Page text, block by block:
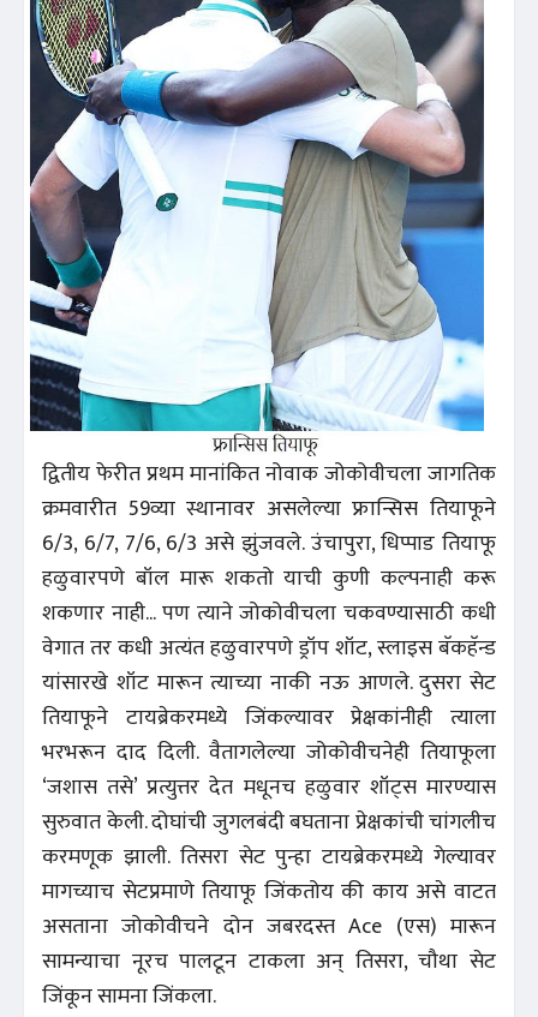
द्वितीय फेरीत प्रथम मानांकित नोवाक जोकोवीचला जागतिक
क्रमवारीत 59व्या स्थानावर असलेल्या फ्रान्सिस तियाफूने
6/3, 6/7, 7/6, 6/3 असे झुंजवले. उंचापुरा, धिप्पाड तियाफू
हळुवारपणे बॉल मारू शकतो याची कुणी कल्पनाही करू
शकणार नाही... पण त्याने जोकोवीचला चकवण्यासाठी कधी
वेगात तर कधी अत्यंत हळुवारपणे ड्रॉप शॉट, स्लाइस बॅकहॅन्ड
यांसारखे शॉट मारून त्याच्या नाकी नऊ आणले. दुसरा सेट
तियाफूने टायब्रेकरमध्ये जिंकल्यावर प्रेक्षकांनीही त्याला
भरभरून दाद दिली. वैतागलेल्या जोकोवीचनेही तियाफूला
‘जशास तसे’ प्रत्युत्तर देत मधूनच हळुवार शॉट्स मारण्यास
सुरुवात केली. दोघांची जुगलबंदी बघताना प्रेक्षकांची चांगलीच
करमणूक झाली. तिसरा सेट पुन्हा टायब्रेकरमध्ये गेल्यावर
मागच्याच सेटप्रमाणे तियाफू जिंकतोय की काय असे वाटत
असताना जोकोवीचने दोन जबरदस्त Ace (एस) मारून
सामन्याचा नूरच पालटून टाकला अन्‌ तिसरा, चौथा सेट
जिंकून सामना जिंकला.